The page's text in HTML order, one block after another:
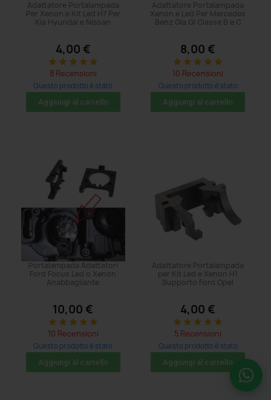
Adattatore Portalampada
Per Xenon e Kit Led H7 Per
Kia Hyundai e Nissan
4,00 €
star star star star star
8 Recensioni
Questo prodotto è stato
acquistato: 35 volte
Aggiungi al carrello
Adattatore Portalampada
Xenon e Led Per Mercedes
Benz Gla Gl Classe B e C
8,00 €
star star star star star
10 Recensioni
Questo prodotto è stato
acquistato: 29 volte
Aggiungi al carrello
Portalampada Adattatori
Ford Focus Led o Xenon
Anabbagliante
10,00 €
star star star star star
10 Recensioni
Questo prodotto è stato
acquistato: 17 volte
Aggiungi al carrello
Adattatore Portalampada
per Kit Led e Xenon H1
Supporto Ford Opel
4,00 €
star star star star star
5 Recensioni
Questo prodotto è stato
acquistato: 29 volte
Aggiungi al carrello